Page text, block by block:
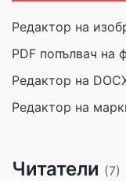
Редактор на
PDF попълвач на
Редактор на
Редактор на
Читатели (7)